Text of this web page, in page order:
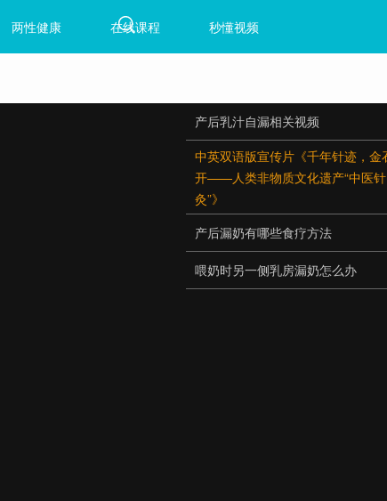
两性健康 在线课程 秒懂视频
产后乳汁自漏相关视频
中英双语版宣传片《千年针迹，金
开——人类非物质文化遗产“中医针
灸”》
产后漏奶有哪些食疗方法
喂奶时另一侧乳房漏奶怎么办